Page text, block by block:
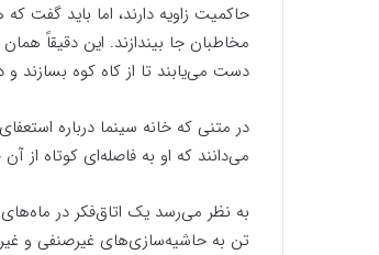
حاکمیت زاویه دارند، اما باید گفت
مخاطبان جا بیندازند. این دقیقاً
دست می‌یابند تا از کاه کوه بسازند
در متنی که خانه سینما درباره
می‌دانند که او به فاصله‌ای کوتاه
به نظر می‌رسد یک اتاق‌فکر در
تن به حاشیه‌سازی‌های غیرصنفی و